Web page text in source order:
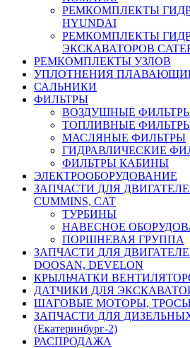
РЕМКОМПЛЕКТЫ
HYUNDAI
РЕМКОМПЛЕКТЫ
ЭКСКАВАТОРОВ
РЕМКОМПЛЕКТЫ УЗЛОВ
УПЛОТНЕНИЯ
САЛЬНИКИ
ФИЛЬТРЫ
ВОЗДУШНЫЕ
ТОПЛИВНЫЕ
МАСЛЯНЫЕ ФИЛЬТРЫ
ГИДРАВЛИЧЕСКИЕ
ФИЛЬТРЫ КАБИНЫ
ЭЛЕКТРООБОРУДОВАНИЕ
ЗАПЧАСТИ ДЛЯ
CUMMINS, CAT
ТУРБИНЫ
НАВЕСНОЕ
ПОРШНЕВАЯ ГРУППА
ЗАПЧАСТИ ДЛЯ
DOOSAN, DEVELON
КРЫЛЬЧАТКИ
ДАТЧИКИ ДЛЯ
ШАГОВЫЕ МОТОРЫ,
ЗАПЧАСТИ ДЛЯ
(Екатеринбург-2)
РАСПРОДАЖА